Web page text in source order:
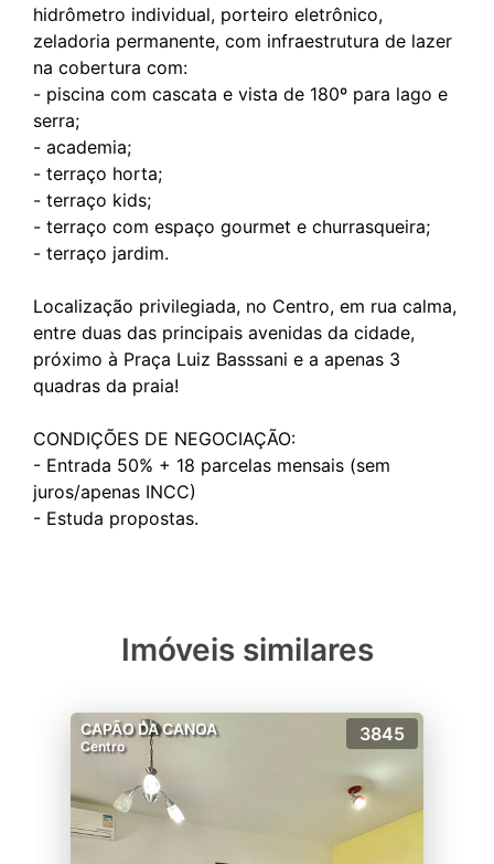
hidrômetro individual, porteiro eletrônico,
zeladoria permanente, com infraestrutura de lazer
na cobertura com:
- piscina com cascata e vista de 180º para lago e
serra;
- academia;
- terraço horta;
- terraço kids;
- terraço com espaço gourmet e churrasqueira;
- terraço jardim.
Localização privilegiada, no Centro, em rua calma,
entre duas das principais avenidas da cidade,
próximo à Praça Luiz Basssani e a apenas 3
quadras da praia!
CONDIÇÕES DE NEGOCIAÇÃO:
- Entrada 50% + 18 parcelas mensais (sem
juros/apenas INCC)
Imóveis similares
CAPÃO DA CANOA
Centro
3845